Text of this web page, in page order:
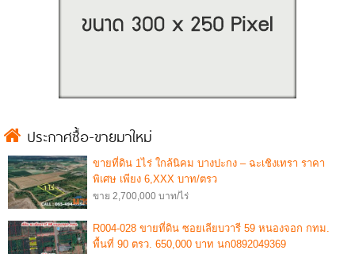
ประกาศซื้อ-ขายมาใหม่
ขายที่ดิน 1ไร่ ใกล้นิคม บางปะกง – ฉะเชิงเทรา ราคา
พิเศษ เพียง 6,XXX บาท/ตรว
ขาย 2,700,000 บาท/ไร่
R004-028 ขายที่ดิน ซอยเลียบวารี 59 หนองจอก กทม.
พื้นที่ 90 ตรว. 650,000 บาท นก0892049369